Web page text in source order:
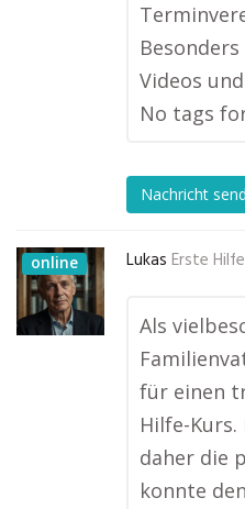
Videos
No tags
Nachricht
online Lukas Erste
Als
für einen
Hilfe-
daher die
konnte